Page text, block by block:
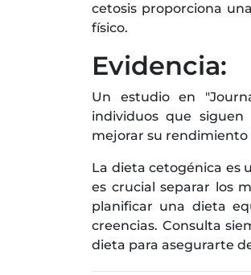
cetosis proporciona
físico.
Evidencia:
Un estudio en
individuos que
mejorar su
La dieta cetogénica es
es crucial separar los
planificar una dieta
creencias. Consulta
dieta para asegurarte